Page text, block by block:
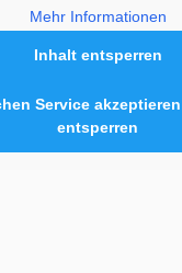
Mehr Informationen
Inhalt entsperren
Service
entsperren